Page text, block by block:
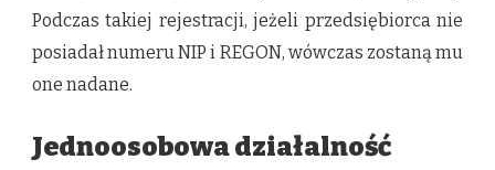
Podczas takiej rejestracji, jeżeli przedsiębiorca nie
posiadał numeru NIP i REGON, wówczas zostaną mu
one nadane.
Jednoosobowa działalność